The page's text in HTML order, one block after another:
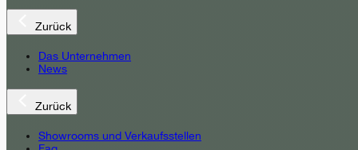
Zurück
Das Unternehmen
News
Zurück
Showrooms und Verkaufsstellen